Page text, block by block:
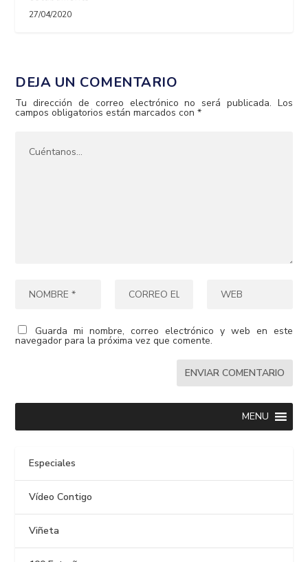
27/04/2020
DEJA UN COMENTARIO
Tu dirección de correo electrónico no será publicada. Los
campos obligatorios están marcados con*
Guarda mi nombre, correo electrónico y web en este
navegador para la próxima vez que comente.
MENU
Especiales
Vídeo Contigo
Viñeta